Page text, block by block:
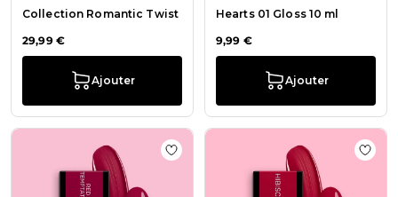
Collection Romantic Twist
29,99 €
Ajouter
Hearts 01 Gloss 10 ml
9,99 €
Ajouter
Ajouter à la liste de souhaits